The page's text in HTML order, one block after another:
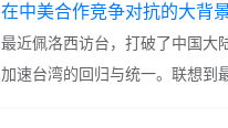
在中美合作竞争对抗的大背
最近佩洛西访台，打破了中国大
加速台湾的回归与统一。联想到